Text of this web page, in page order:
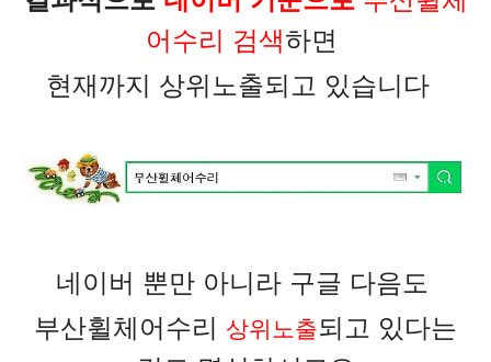
어수리 검색하면
현재까지 상위노출되고 있습니다
네이버 뿐만 아니라 구글 다음도
부산휠체어수리
상위노출되고 있다는